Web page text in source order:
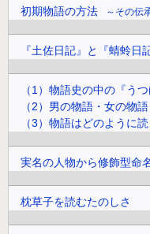
初期物語の方法
その伝
『土佐日記』と『蜻蛉日記
（1）物語史の中の『うつ
（2）男の物語・女の物語
（3）物語はどのように
実名の人物から修飾型命
枕草子を読むたのしさ